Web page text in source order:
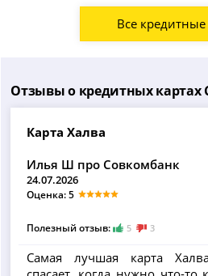
Все
Отзывы о кредитных картах
Карта Халва
Илья Ш про Совкомбанк
24.07.2026
Оценка: 5
Полезный отзыв: 5 3
Самая лучшая карта